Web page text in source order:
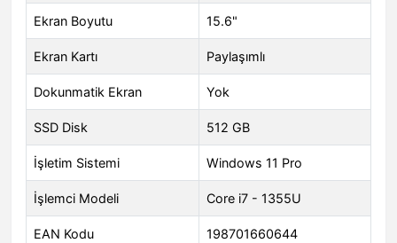
Ekran Boyutu 15.6"
Ekran Kartı Paylaşımlı
Dokunmatik Ekran Yok
SSD Disk 512 GB
İşletim Sistemi Windows 11 Pro
İşlemci Modeli Core i7 - 1355U
EAN Kodu 198701660644